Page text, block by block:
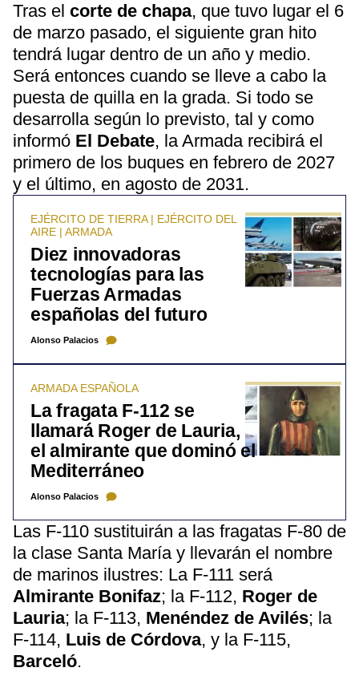
Tras el corte de chapa, que tuvo lugar el 6
de marzo pasado, el siguiente gran hito
tendrá lugar dentro de un año y medio.
Será entonces cuando se lleve a cabo la
puesta de quilla en la grada. Si todo se
desarrolla según lo previsto, tal y como
informó El Debate, la Armada recibirá el
primero de los buques en febrero de 2027
y el último, en agosto de 2031.
EJÉRCITO DE TIERRA | EJÉRCITO DEL
AIRE | ARMADA
Diez innovadoras
tecnologías para las
Fuerzas Armadas
españolas del futuro
Alonso Palacios
ARMADA ESPAÑOLA
La fragata F-112 se
llamará Roger de Lauria,
el almirante que dominó el
Mediterráneo
Alonso Palacios
Las F-110 sustituirán a las fragatas F-80 de
la clase Santa María y llevarán el nombre
de marinos ilustres: La F-111 será
Almirante Bonifaz; la F-112, Roger de
Lauria; la F-113, Menéndez de Avilés; la
F-114, Luis de Córdova, y la F-115,
Barceló.